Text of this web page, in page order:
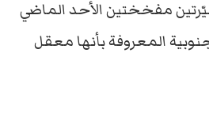
مفخختين الأحد الماضي
المعروفة بأنها معقل